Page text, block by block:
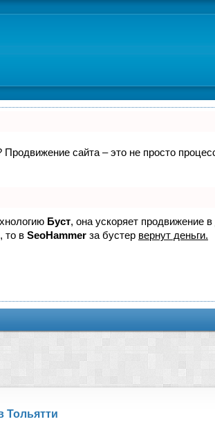
сайта – это не просто
Буст, она ускоряет продвижение
то в SeoHammer за бустер вернут деньги.
Тольятти